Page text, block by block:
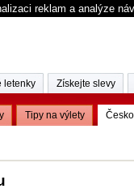
reklam a analýze
Tipy na výlety Česko
letenky Získejte slevy